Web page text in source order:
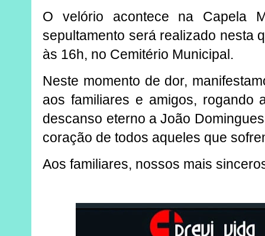
O velório acontece na Capela
sepultamento será realizado nesta
às 16h, no Cemitério Municipal.
Neste momento de dor,
aos familiares e amigos, rogando
descanso eterno a João
coração de todos aqueles que
Aos familiares, nossos mais